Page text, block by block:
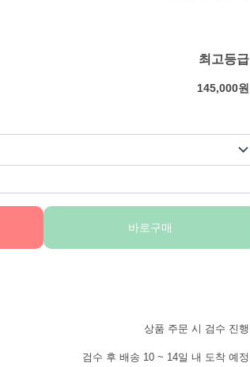
최고등급
145,000원
바로구매
상품 주문 시 검수 진행
검수 후 배송 10 ~ 14일 내 도착 예정